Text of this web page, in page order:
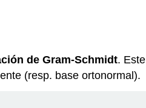
de Gram-Schmidt.
(resp. base ortonormal).